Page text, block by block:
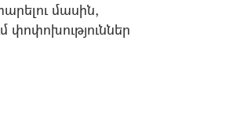
մասին,
փոփոխություններ